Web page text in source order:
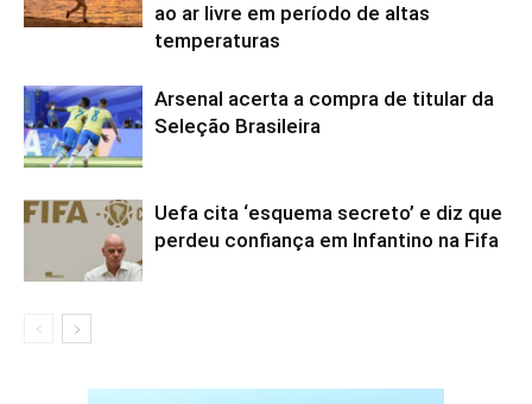
ao ar livre em período de altas
temperaturas
Arsenal acerta a compra de titular da
Seleção Brasileira
Uefa cita ‘esquema secreto’ e diz que
perdeu confiança em Infantino na Fifa